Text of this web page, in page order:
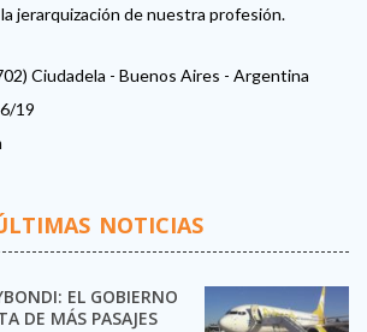
jerarquización de nuestra profesión.
Ciudadela - Buenos Aires - Argentina
19
NOTICIAS
EL GOBIERNO
DE MÁS PASAJES